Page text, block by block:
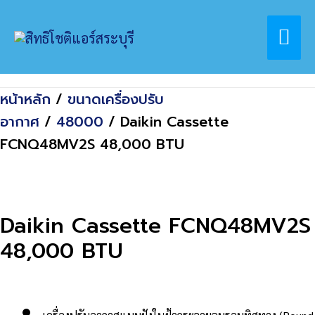
Home
สินค้า
Daikin Cassette FCNQ48MV2S 48,000
หน้าหลัก / ขนาดเครื่องปรับ
อากาศ / 48000 / Daikin Cassette
FCNQ48MV2S 48,000 BTU
Daikin Cassette FCNQ48MV2S
48,000 BTU